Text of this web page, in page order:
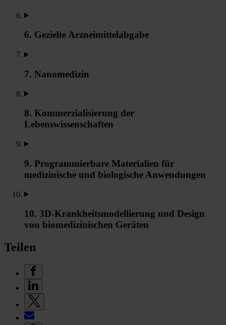
6. Gezielte Arzneimittelabgabe
7. Nanomedizin
8. Kommerzialisierung der
Lebenswissenschaften
9. Programmierbare Materialien für
medizinische und biologische Anwendungen
10. 3D-Krankheitsmodellierung und Design
von biomedizinischen Geräten
Teilen